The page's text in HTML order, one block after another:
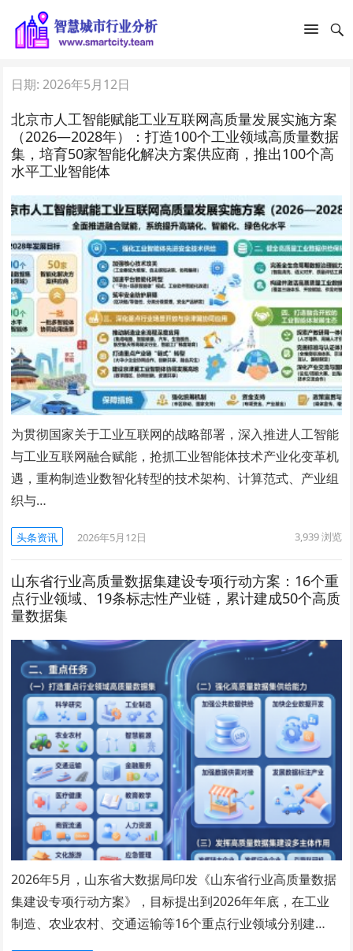
日期:2026年5月12日
北京市人工智能赋能工业互联网高质量发展实施方案
（2026—2028年）：打造100个工业领域高质量数据
集，培育50家智能化解决方案供应商，推出100个高
水平工业智能体
为贯彻国家关于工业互联网的战略部署，深入推进人工智能
与工业互联网融合赋能，抢抓工业智能体技术产业化变革机
遇，重构制造业数智化转型的技术架构、计算范式、产业组
织与…
头条资讯 2026年5月12日 3,939浏览
山东省行业高质量数据集建设专项行动方案：16个重
点行业领域、19条标志性产业链，累计建成50个高质
量数据集
2026年5月，山东省大数据局印发《山东省行业高质量数据
集建设专项行动方案》，目标提出到2026年年底，在工业
制造、农业农村、交通运输等16个重点行业领域分别建…